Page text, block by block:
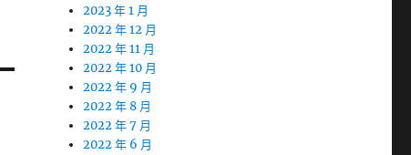
2023 年 1 月
2022 年 12 月
2022 年 11 月
2022 年 10 月
2022 年 9 月
2022 年 8 月
2022 年 7 月
2022 年 6 月